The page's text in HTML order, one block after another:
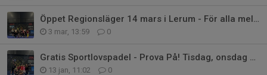
Öppet Regionsläger 14 mars i Lerum - För alla mellan 10-14 år
3 mar, 13:59 0
Gratis Sportlovspadel - Prova På! Tisdag, onsdag och torsdag kl. 11-14
13 jan, 11:02 0